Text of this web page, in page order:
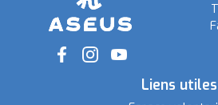
Social
Liens utiles